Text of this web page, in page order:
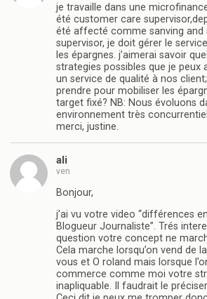
je travaille dans une
été customer care
été affecté comme sanving and
supervisor, je doit gérer le
les épargnes. j’aimerai savoir
strategies possibles que je peux
un service de qualité à nos
prendre pour mobiliser les
target fixé? NB: Nous évoluons
environnement très
merci, justine.
ali
ven
Bonjour,
j’ai vu votre video “différences
Blogueur Journaliste”. Trés
question votre concept ne
Cela marche lorsqu’on vend de
vous et O roland mais lorsque
commerce comme moi votre
inapliquable. Il faudrait le